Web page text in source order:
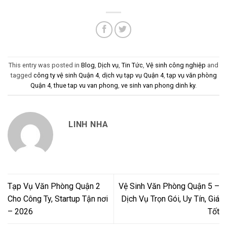
This entry was posted in Blog, Dịch vụ, Tin Tức, Vệ sinh công nghiệp and
tagged công ty vệ sinh Quận 4, dịch vụ tạp vụ Quận 4,tạp vụ văn phòng
Quận 4,thue tap vu van phong, ve sinh van phong dinh ky.
LINH NHA
Tạp Vụ Văn Phòng Quận 2
Cho Công Ty, Startup Tận nơi
– 2026
Vệ Sinh Văn Phòng Quận 5 –
Dịch Vụ Trọn Gói, Uy Tín, Giá
Tốt